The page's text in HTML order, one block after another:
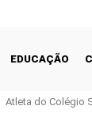
EDUCAÇÃO
Atleta do Colégio